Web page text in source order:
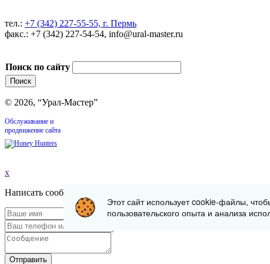
тел.: +7 (342) 227-55-55, г. Пермь
факс.: +7 (342) 227-54-54, info@ural-master.ru
Поиск по сайту
© 2026, “Урал-Мастер”
Обслуживание и
продвижение сайта
x
Написать сообщение
Отправить
Этот сайт использует cookie-файлы,
пользовательского опыта и анализа